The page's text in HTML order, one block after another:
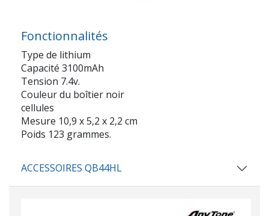
Fonctionnalités
Type de lithium
Capacité 3100mAh
Tension 7.4v.
Couleur du boîtier noir
cellules
Mesure 10,9 x 5,2 x 2,2 cm
Poids 123 grammes.
ACCESSOIRES QB44HL